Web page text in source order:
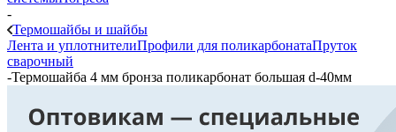
-
Термошайбы и шайбы
Лента и уплотнителиПрофили для поликарбонатаПруток
сварочный
-Термошайба 4 мм бронза поликарбонат большая d-40мм